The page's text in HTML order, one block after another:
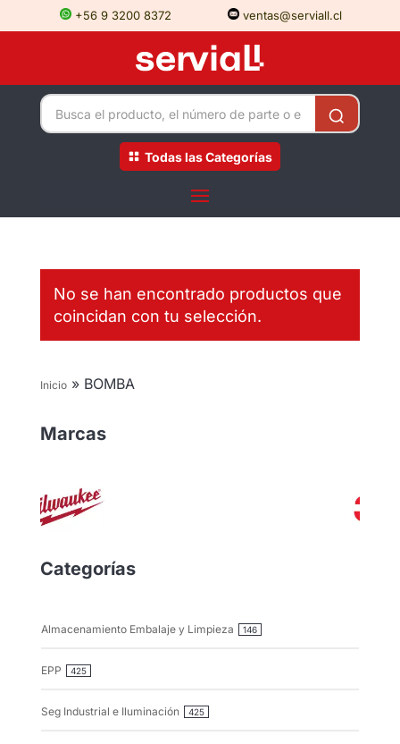
+56 9 3200 8372 ventas@serviall.cl
Todas las Categorías
No se han encontrado productos que
coincidan con tu selección.
Inicio» BOMBA
Marcas
Categorías
Almacenamiento Embalaje y Limpieza 146
EPP 425
Seg Industrial e Iluminación 425